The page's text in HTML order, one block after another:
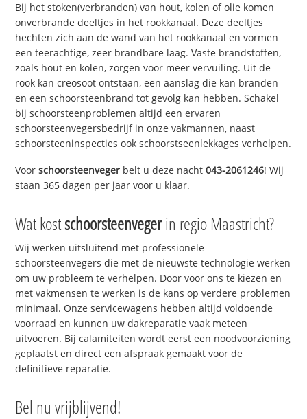
Bij het stoken(verbranden) van hout, kolen of olie komen
onverbrande deeltjes in het rookkanaal. Deze deeltjes
hechten zich aan de wand van het rookkanaal en vormen
een teerachtige, zeer brandbare laag. Vaste brandstoffen,
zoals hout en kolen, zorgen voor meer vervuiling. Uit de
rook kan creosoot ontstaan, een aanslag die kan branden
en een schoorsteenbrand tot gevolg kan hebben. Schakel
bij schoorsteenproblemen altijd een ervaren
schoorsteenvegersbedrijf in onze vakmannen, naast
schoorsteeninspecties ook schoorstseenlekkages verhelpen.
Voorschoorsteenveger belt u deze nacht043-2061246! Wij
staan 365 dagen per jaar voor u klaar.
Wat kostschoorsteenvegerin regio Maastricht?
Wij werken uitsluitend met professionele
schoorsteenvegers die met de nieuwste technologie werken
om uw probleem te verhelpen. Door voor ons te kiezen en
met vakmensen te werken is de kans op verdere problemen
minimaal. Onze servicewagens hebben altijd voldoende
voorraad en kunnen uw dakreparatie vaak meteen
uitvoeren. Bij calamiteiten wordt eerst een noodvoorziening
geplaatst en direct een afspraak gemaakt voor de
definitieve reparatie.
Bel nu vrijblijvend!